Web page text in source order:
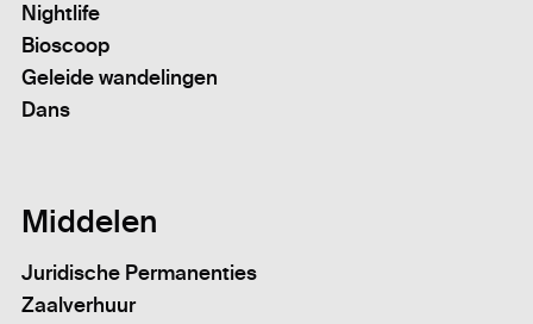
Nightlife
Bioscoop
Geleide wandelingen
Dans
Middelen
Juridische Permanenties
Zaalverhuur